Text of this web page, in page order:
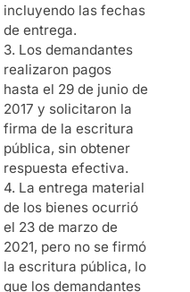
incluyendo las fechas
de entrega.
3. Los demandantes
realizaron pagos
hasta el 29 de junio de
2017 y solicitaron la
firma de la escritura
pública, sin obtener
respuesta efectiva.
4. La entrega material
de los bienes ocurrió
el 23 de marzo de
2021, pero no se firmó
la escritura pública, lo
que los demandantes